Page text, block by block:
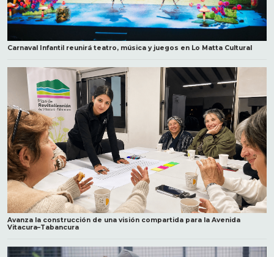
Carnaval Infantil reunirá teatro, música y juegos en Lo Matta Cultural
Avanza la construcción de una visión compartida para la Avenida
Vitacura–Tabancura